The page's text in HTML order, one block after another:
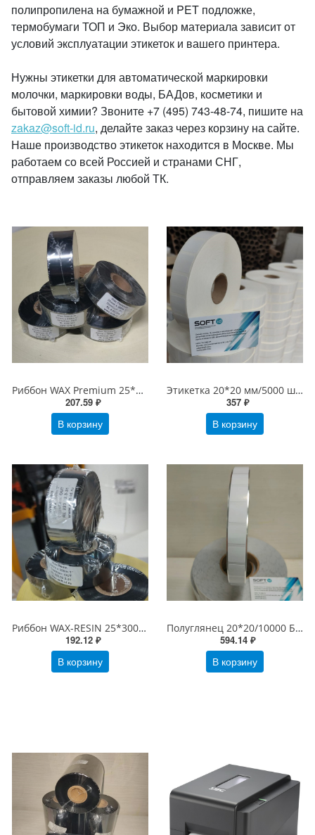
полипропилена на бумажной и PET подложке,
термобумаги ТОП и Эко. Выбор материала зависит от
условий эксплуатации этикеток и вашего принтера.
Нужны этикетки для автоматической маркировки
молочки, маркировки воды, БАДов, косметики и
бытовой химии? Звоните +7 (495) 743-48-74, пишите на
zakaz@soft-id.ru, делайте заказ через корзину на сайте.
Наше производство этикеток находится в Москве. Мы
работаем со всей Россией и странами СНГ,
отправляем заказы любой ТК.
Риббон WAX Premium 25*450 м OUT Черный
207.59 ₽
В корзину
Этикетка 20*20 мм/5000 шт Честный знак, втулка 40/76 мм, PP Полипропиленовая Белая Глянцевая (20х20 этикетка)
357 ₽
В корзину
Риббон WAX-RESIN 25*300 OUT
192.12 ₽
В корзину
Полуглянец 20*20/10000 Бумажные этикетки на PET подложке Честный знак (20х20 Полуглянец PET подложка). вт 40/76
594.14 ₽
В корзину